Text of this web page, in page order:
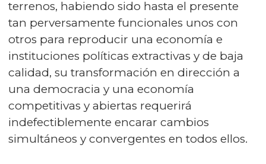
terrenos, habiendo sido hasta el presente
tan perversamente funcionales unos con
otros para reproducir una economía e
instituciones políticas extractivas y de baja
calidad, su transformación en dirección a
una democracia y una economía
competitivas y abiertas requerirá
indefectiblemente encarar cambios
simultáneos y convergentes en todos ellos.